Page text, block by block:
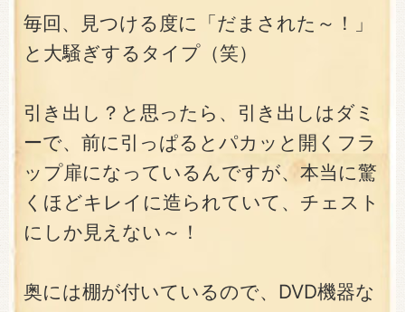
毎回、見つける度に「だまされた～！」
と大騒ぎするタイプ（笑）
引き出し？と思ったら、引き出しはダミ
ーで、前に引っぱるとパカッと開くフラ
ップ扉になっているんですが、本当に驚
くほどキレイに造られていて、チェスト
にしか見えない～！
奥には棚が付いているので、DVD機器な